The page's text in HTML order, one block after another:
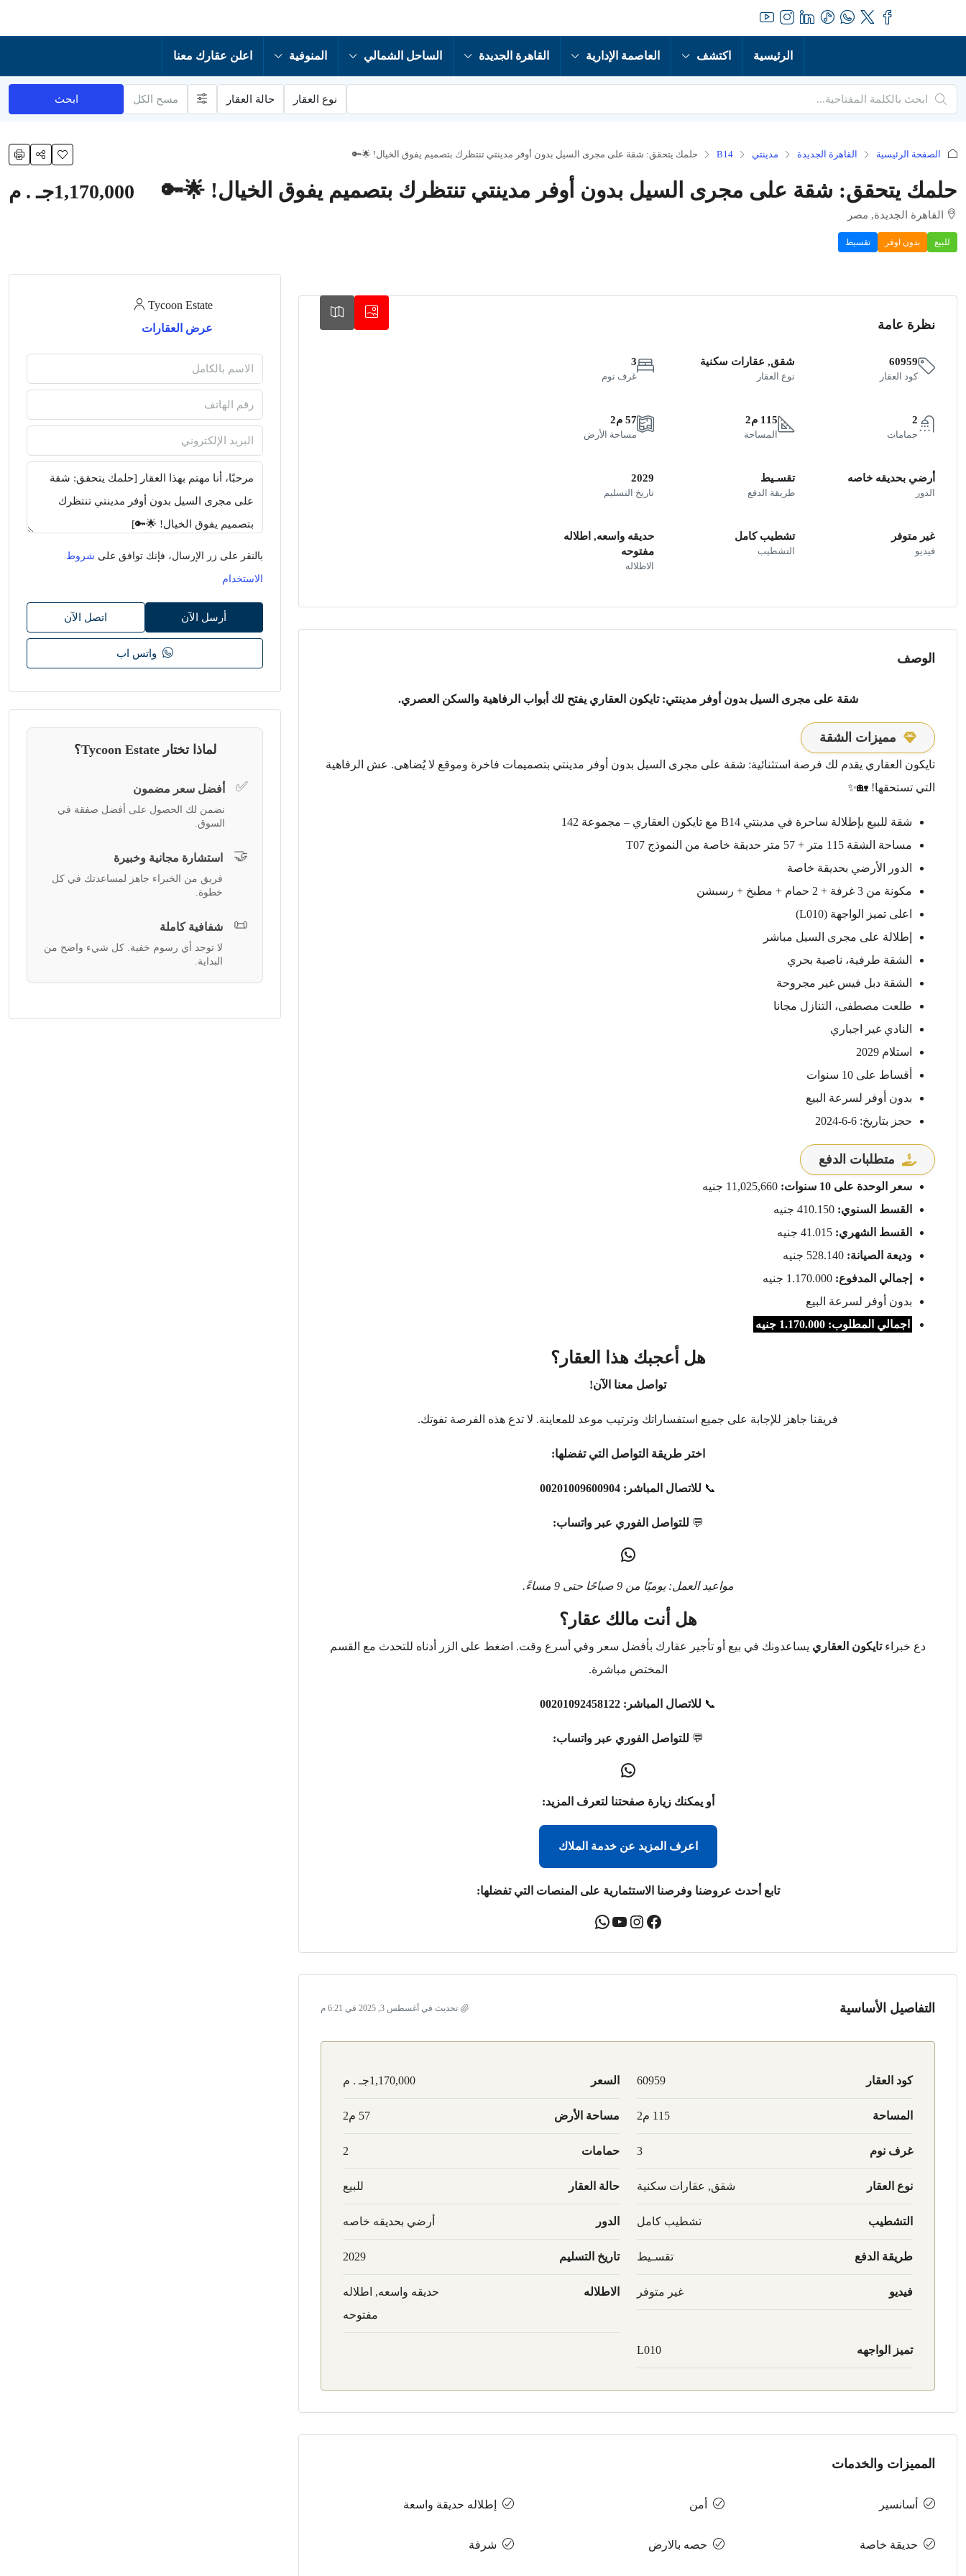
الرئيسية اكتشف العاصمة الإدارية القاهرة الجديدة الساحل الشمالي المنوفية اعلن عقارك معنا
نوع العقار حالة العقار مسح الكل ابحث
الصفحة الرئيسية القاهرة الجديدة مدينتي B14 حلمك يتحقق: شقة على مجرى السيل بدون أوفر مدينتي تنتظرك بتصميم يفوق الخيال! 🌟🔑
حلمك يتحقق: شقة على مجرى السيل بدون أوفر مدينتي تنتظرك بتصميم يفوق الخيال! 🌟🔑
القاهرة الجديدة, مصر
للبيع بدون اوفر تقسيط
1,170,000جـ . م
نظرة عامة
60959
كود العقار
شقق, عقارات سكنية
نوع العقار
3
غرف نوم
2
حمامات
115 م2
المساحة
57 م2
مساحة الأرض
أرضي بحديقه خاصه
الدور
تقسـيط
طريقة الدفع
2029
تاريخ التسليم
غير متوفر
فيديو
تشطيب كامل
التشطيب
حديقه واسعه, اطلاله
مفتوحه
الاطلاله
الوصف
شقة على مجرى السيل بدون أوفر مدينتي: تايكون العقاري يفتح لك أبواب الرفاهية والسكن العصري.
مميزات الشقة
تايكون العقاري يقدم لك فرصة استثنائية: شقة على مجرى السيل بدون أوفر مدينتي بتصميمات فاخرة وموقع لا يُضاهى. عش الرفاهية
التي تستحقها! 🏡✨
شقة للبيع بإطلالة ساحرة في مدينتي B14 مع تايكون العقاري – مجموعة 142
مساحة الشقة 115 متر + 57 متر حديقة خاصة من النموذج T07
الدور الأرضي بحديقة خاصة
مكونة من 3 غرفة + 2 حمام + مطبخ + رسبشن
اعلى تميز الواجهة (L010)
إطلالة على مجرى السيل مباشر
الشقة طرفية، ناصية بحري
الشقة دبل فيس غير مجروحة
طلعت مصطفى، التنازل مجانا
النادي غير اجباري
استلام 2029
أقساط على 10 سنوات
بدون أوفر لسرعة البيع
حجز بتاريخ: 6-6-2024
متطلبات الدفع
سعر الوحدة على 10 سنوات:
القسط السنوي:
القسط الشهري:
وديعة الصيانة:
إجمالي المدفوع: 1.170.000 جنيه
بدون أوفر لسرعة البيع
اجمالي المطلوب: 1.170.000 جنيه
هل أعجبك هذا العقار؟
تواصل معنا الآن!
فريقنا جاهز للإجابة على جميع استفساراتك وترتيب موعد للمعاينة. لا تدع هذه الفرصة تفوتك.
اختر طريقة التواصل التي تفضلها:
📞 للاتصال المباشر: 00201009600904
💬 للتواصل الفوري عبر واتساب:
مواعيد العمل: يوميًا من 9 صباحًا حتى 9 مساءً.
هل أنت مالك عقار؟
دع خبراءتايكون العقاري يساعدونك في بيع أو تأجير عقارك بأفضل سعر وفي أسرع وقت. اضغط على الزر أدناه للتحدث مع القسم
المختص مباشرة.
📞 للاتصال المباشر: 00201092458122
💬 للتواصل الفوري عبر واتساب:
أو يمكنك زيارة صفحتنا لتعرف المزيد:
اعرف المزيد عن خدمة الملاك
تابع أحدث عروضنا وفرصنا الاستثمارية على المنصات التي تفضلها:
التفاصيل الأساسية تحديث في أغسطس 3, 2025 في 6:21 م
كود العقار 60959 السعر 1,170,000جـ . م
المساحة 115 م2 مساحة الأرض 57 م2
غرف نوم 3 حمامات 2
نوع العقار شقق, عقارات سكنية حالة العقار للبيع
التشطيب تشطيب كامل الدور أرضي بحديقه خاصه
طريقة الدفع تقسـيط تاريخ التسليم 2029
فيديو غير متوفر الاطلاله
حديقه واسعه, اطلاله
مفتوحه
تميز الواجهه L010
المميزات والخدمات
أسانسير أمن إطلاله حديقة واسعة
حديقة خاصة حصه بالارض شرفة
Tycoon Estate
عرض العقارات
بالنقر على زر الإرسال، فإنك توافق على شروط
الاستخدام
أرسل الآن اتصل الآن
واتس اب
لماذا تختار Tycoon Estate؟
✅ أفضل سعر مضمون
نضمن لك الحصول على أفضل صفقة في
السوق.
🤝 استشارة مجانية وخبيرة
فريق من الخبراء جاهز لمساعدتك في كل
خطوة.
📜 شفافية كاملة
لا توجد أي رسوم خفية. كل شيء واضح من
البداية.